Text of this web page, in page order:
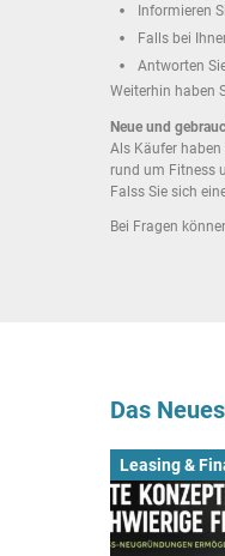
Informieren
Falls bei
Antworten
Weiterhin haben
Neue und
Als Käufer haben
rund um Fitness
Falss Sie sich
Bei Fragen
Das
Leasing &